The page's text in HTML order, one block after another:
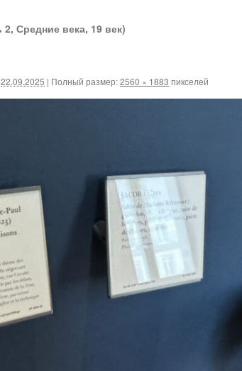
Средние века, 19 век)
22.09.2025 | Полный размер:2560 × 1883 пикселей